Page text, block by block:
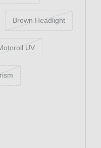
Brown Headlight
UV